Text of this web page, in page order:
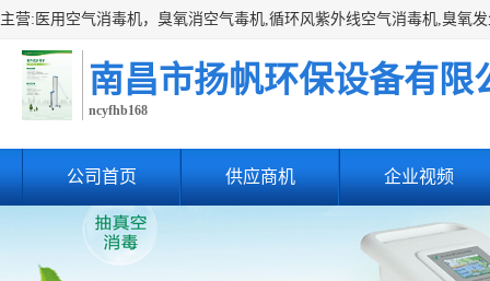
南昌市扬帆环保设备有限
ncyfhb168
公司首页 供应商机 企业视频